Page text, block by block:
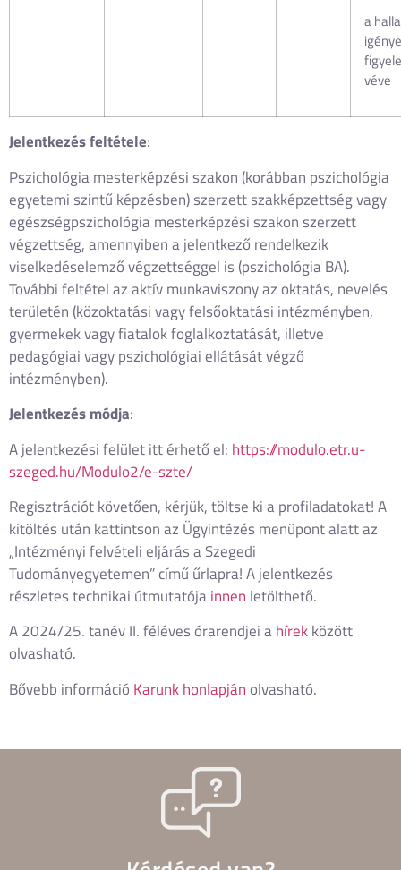
a
véve
Jelentkezés feltétele:
Pszichológia mesterképzési szakon (korábban pszichológia
egyetemi szintű képzésben) szerzett szakképzettség vagy
egészségpszichológia mesterképzési szakon szerzett
végzettség, amennyiben a jelentkező rendelkezik
viselkedéselemző végzettséggel is (pszichológia BA).
További feltétel az aktív munkaviszony az oktatás, nevelés
területén (közoktatási vagy felsőoktatási intézményben,
gyermekek vagy fiatalok foglalkoztatását, illetve
pedagógiai vagy pszichológiai ellátását végző
intézményben).
Jelentkezésmódja:
A jelentkezési felület itt érhető el: https://modulo.etr.u-
szeged.hu/Modulo2/e-szte/
Regisztrációt követően, kérjük, töltse ki a profiladatokat! A
kitöltés után kattintson az Ügyintézés menüpont alatt az
„Intézményi felvételi eljárás a Szegedi
Tudományegyetemen” című űrlapra! A jelentkezés
részletes technikai útmutatójainnen letölthető.
A 2024/25. tanév II. féléves órarendjei ahírekközött
olvasható.
Bővebb információ Karunk honlapján olvasható.